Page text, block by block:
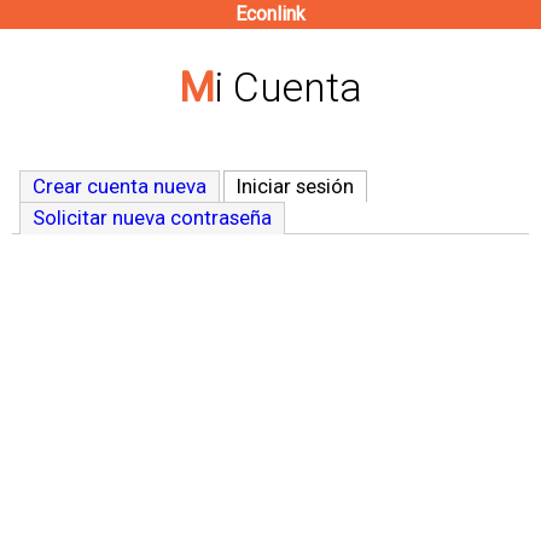
contenido
Econlink
Mi Cuenta
Crear cuenta nueva Iniciar sesión
Solicitar nueva contraseña